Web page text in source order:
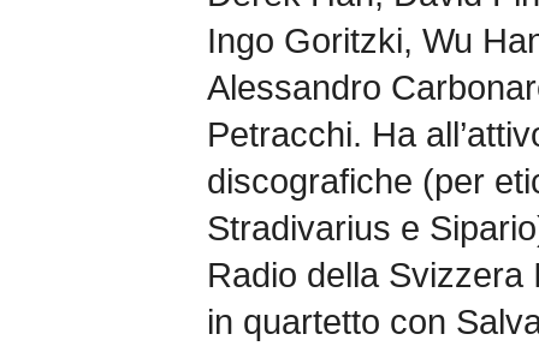
Ingo Goritzki, Wu
Alessandro
Petracchi. Ha
discografiche (per
Stradivarius e
Radio della Svizzera
in quartetto con